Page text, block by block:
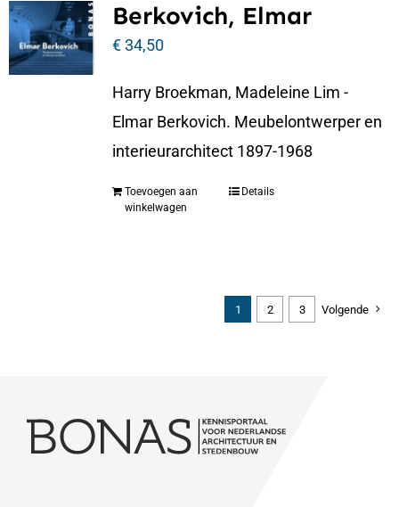
Berkovich, Elmar
€34,50
Harry Broekman, Madeleine Lim -
Elmar Berkovich. Meubelontwerper en
interieurarchitect 1897-1968
Toevoegen aan
winkelwagen
Details
1 2 3 Volgende